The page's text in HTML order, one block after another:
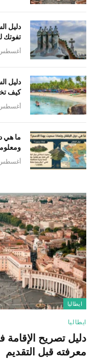
دليل
تفوتك
أغسطس 5,
كيف
أغسطس 5,
ما هي
أغسطس 5,
ايطاليا
ايطاليا
معرفته قبل التقديم